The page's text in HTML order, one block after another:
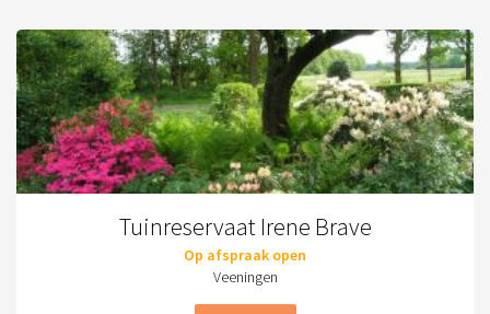
Tuinreservaat Irene Brave
Op afspraak open
Veeningen